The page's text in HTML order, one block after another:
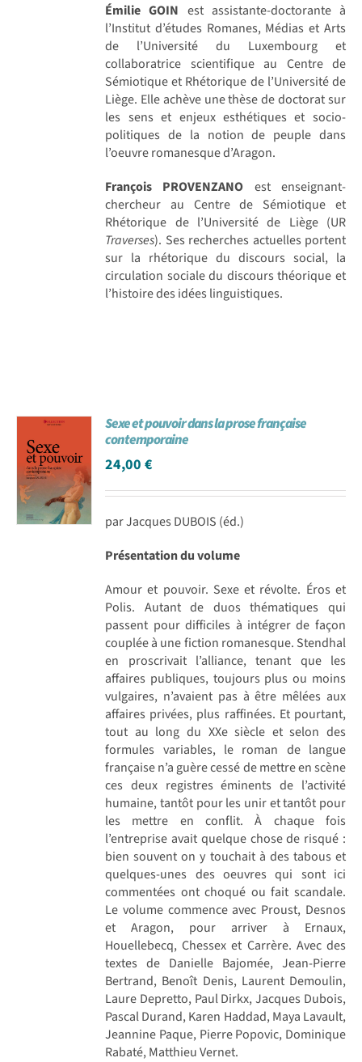
Émilie GOIN est assistante-doctorante à
l’Institut d’études Romanes, Médias et Arts
de l’Université du Luxembourg et
collaboratrice scientifique au Centre de
Sémiotique et Rhétorique de l’Université de
Liège. Elle achève une thèse de doctorat sur
les sens et enjeux esthétiques et socio-
politiques de la notion de peuple dans
l’oeuvre romanesque d’Aragon.
François PROVENZANO est enseignant-
chercheur au Centre de Sémiotique et
Rhétorique de l’Université de Liège (UR
Traverses). Ses recherches actuelles portent
sur la rhétorique du discours social, la
circulation sociale du discours théorique et
l’histoire des idées linguistiques.
Sexe et pouvoir dans la prose française
contemporaine
24,00€
par Jacques DUBOIS (éd.)
Présentation du volume
Amour et pouvoir. Sexe et révolte. Éros et
Polis. Autant de duos thématiques qui
passent pour difficiles à intégrer de façon
couplée à une fiction romanesque. Stendhal
en proscrivait l’alliance, tenant que les
affaires publiques, toujours plus ou moins
vulgaires, n’avaient pas à être mêlées aux
affaires privées, plus raffinées. Et pourtant,
tout au long du XXe siècle et selon des
formules variables, le roman de langue
française n’a guère cessé de mettre en scène
ces deux registres éminents de l’activité
humaine, tantôt pour les unir et tantôt pour
les mettre en conflit. À chaque fois
l’entreprise avait quelque chose de risqué :
bien souvent on y touchait à des tabous et
quelques-unes des oeuvres qui sont ici
commentées ont choqué ou fait scandale.
Le volume commence avec Proust, Desnos
et Aragon, pour arriver à Ernaux,
Houellebecq, Chessex et Carrère. Avec des
textes de Danielle Bajomée, Jean-Pierre
Bertrand, Benoît Denis, Laurent Demoulin,
Laure Depretto, Paul Dirkx, Jacques Dubois,
Pascal Durand, Karen Haddad, Maya Lavault,
Jeannine Paque, Pierre Popovic, Dominique
Rabaté, Matthieu Vernet.